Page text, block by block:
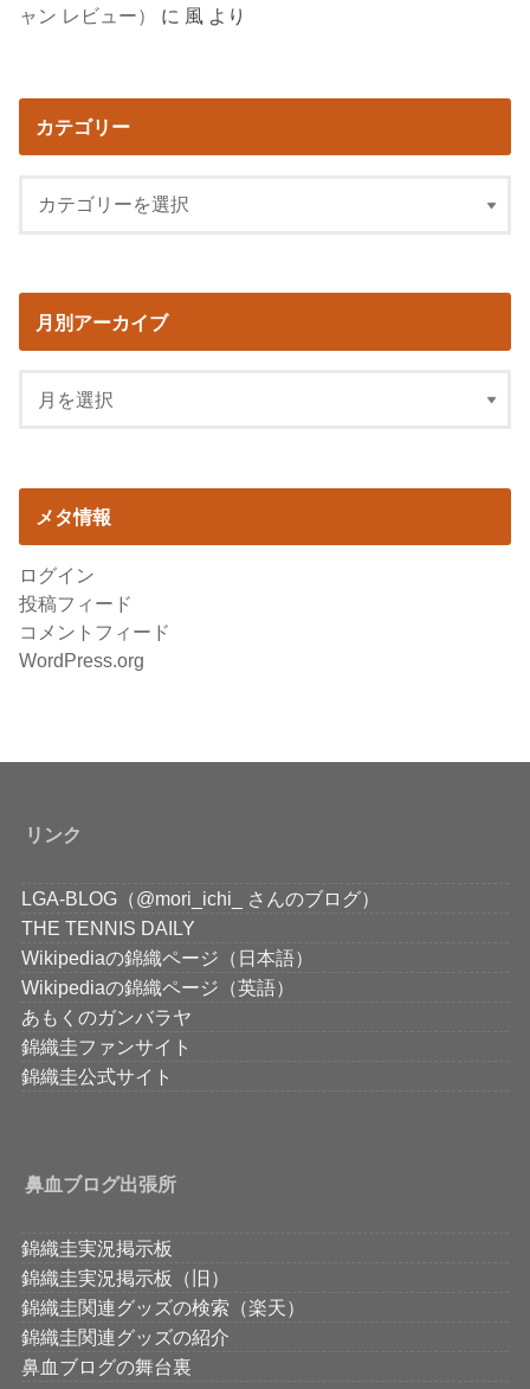
ャン レビュー） に 風 より
カテゴリー
月別アーカイブ
メタ情報
ログイン
投稿フィード
コメントフィード
WordPress.org
リンク
LGA-BLOG（@mori_ichi_ さんのブログ）
THE TENNIS DAILY
Wikipediaの錦織ページ（日本語）
Wikipediaの錦織ページ（英語）
あもくのガンバラヤ
錦織圭ファンサイト
錦織圭公式サイト
鼻血ブログ出張所
錦織圭実況掲示板
錦織圭実況掲示板（旧）
錦織圭関連グッズの検索（楽天）
錦織圭関連グッズの紹介
鼻血ブログの舞台裏